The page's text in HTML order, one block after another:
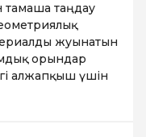
тамаша таңдау
жуынатын
орындар
алжапқыш үшін